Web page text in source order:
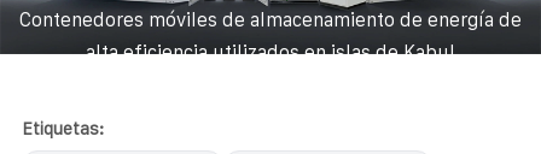
Contenedores móviles de almacenamiento de energía de
alta eficiencia utilizados en islas de Kabul
Etiquetas: